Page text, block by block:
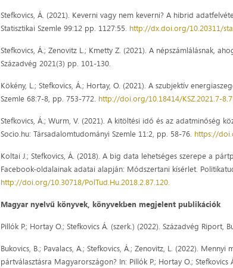
Stefkovics, Á. (2021). Keverni vagy nem keverni? A hibrid
Statisztikai Szemle 99:12 pp. 1127:55. http://dx.doi.org/10.20311/
Stefkovics, Á.; Zenovitz L.; Kmetty Z. (2021). A népszámlálásnak,
Századvég 2021(3) pp. 101-130.
Kökény, L.; Stefkovics, Á.; Hortay, O. (2021). A szubjektív
Szemle 68:7-8, pp. 753-772. http://doi.org/10.18414/KSZ.2021.7-
Stefkovics, Á.; Wurm, V. (2021). A kitöltési idő és az adatminőség
Socio.hu: Társadalomtudományi Szemle 11:2, pp. 58-76. https://
Koltai J.; Stefkovics, Á. (2018). A big data lehetséges szerepe a
Facebook-oldalainak adatai alapján: Módszertani kísérlet.
http://doi.org/10.30718/PolTud.Hu.2018.2.87.120.
Magyar nyelvű könyvek, könyvekben megjelent publikációk
Pillók P.; Hortay O.; Stefkovics Á. (szerk.) (2022). Századvég Riport,
Bukovics, B.; Pavalacs, A.; Stefkovics, Á.; Zenovitz, L. (2022).
pártválasztásra Magyarországon? In: Pillók P.; Hortay O.;